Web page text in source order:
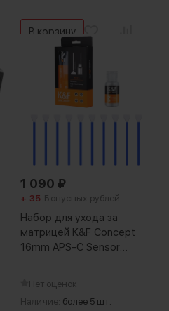
В корзину
1 090 ₽
+ 35 Бонусных рублей
Набор для ухода за
матрицей K&F Concept
16mm APS-C Sensor
Нет оценок
Наличие: более 5 шт.